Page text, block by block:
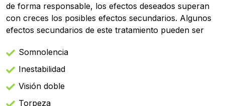
de forma responsable, los efectos deseados superan
con creces los posibles efectos secundarios. Algunos
efectos secundarios de este tratamiento pueden ser
Somnolencia
Inestabilidad
Visión doble
Torpeza